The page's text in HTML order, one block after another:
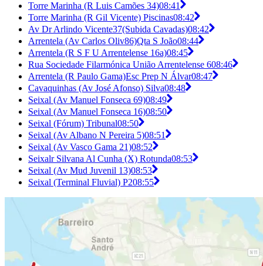
Torre Marinha (R Luis Camões 34)08:41
Torre Marinha (R Gil Vicente) Piscinas08:42
Av Dr Arlindo Vicente37(Subida Cavadas)08:42
Arrentela (Av Carlos Oliv86)Qta S João08:44
Arrentela (R S F U Arrentelense 16a)08:45
Rua Sociedade Filarmónica União Arrentelense 608:46
Arrentela (R Paulo Gama)Esc Prep N Álvar08:47
Cavaquinhas (Av José Afonso) Silva08:48
Seixal (Av Manuel Fonseca 69)08:49
Seixal (Av Manuel Fonseca 16)08:50
Seixal (Fórum) Tribunal08:50
Seixal (Av Albano N Pereira 5)08:51
Seixal (Av Vasco Gama 21)08:52
Seixalr Silvana Al Cunha (X) Rotunda08:53
Seixal (Av Mud Juvenil 13)08:53
Seixal (Terminal Fluvial) P208:55